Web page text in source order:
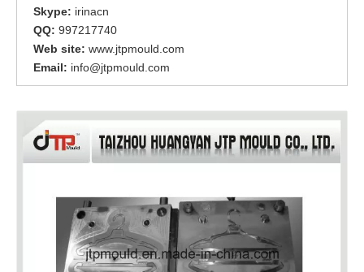
Skype: irinacn
QQ: 997217740
Web site: www.jtpmould.com
Email: info@jtpmould.com